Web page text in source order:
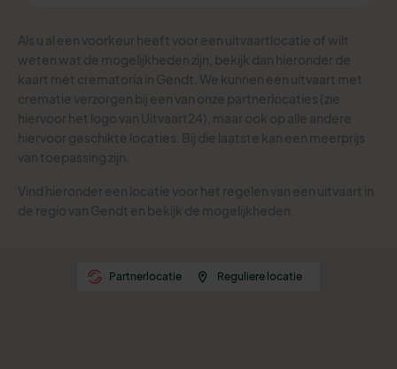
Partnerlocatie Reguliere locatie